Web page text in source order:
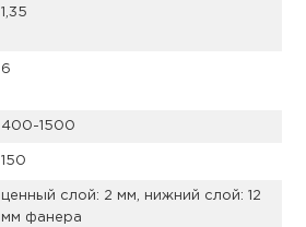
1,35
6
400-1500
150
ценный слой: 2 мм, нижний слой: 12
мм фанера